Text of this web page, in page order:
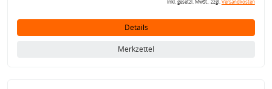
inkl. gesetzl. MwSt., zzgl.Versandkosten
Details
Merkzettel